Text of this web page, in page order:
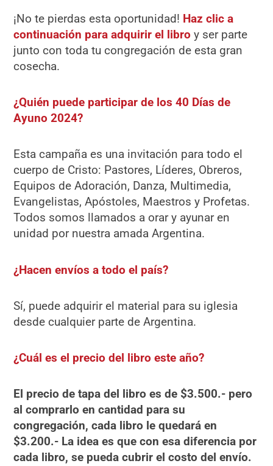
¡No te pierdas esta oportunidad! Haz clic a
continuación para adquirir el libro y ser parte
junto con toda tu congregación de esta gran
cosecha.
¿Quién puede participar de los 40 Días de
Ayuno 2024?
Esta campaña es una invitación para todo el
cuerpo de Cristo: Pastores, Líderes, Obreros,
Equipos de Adoración, Danza, Multimedia,
Evangelistas, Apóstoles, Maestros y Profetas.
Todos somos llamados a orar y ayunar en
unidad por nuestra amada Argentina.
¿Hacen envíos a todo el país?
Sí, puede adquirir el material para su iglesia
desde cualquier parte de Argentina.
¿Cuál es el precio del libro este año?
El precio de tapa del libro es de $3.500.- pero
al comprarlo en cantidad para su
congregación, cada libro le quedará en
$3.200.- La idea es que con esa diferencia por
cada libro, se pueda cubrir el costo del envío.